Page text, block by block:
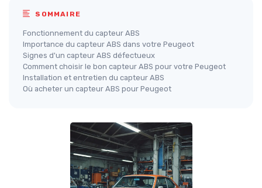
SOMMAIRE
Fonctionnement du capteur ABS
Importance du capteur ABS dans votre Peugeot
Signes d'un capteur ABS défectueux
Comment choisir le bon capteur ABS pour votre Peugeot
Installation et entretien du capteur ABS
Où acheter un capteur ABS pour Peugeot